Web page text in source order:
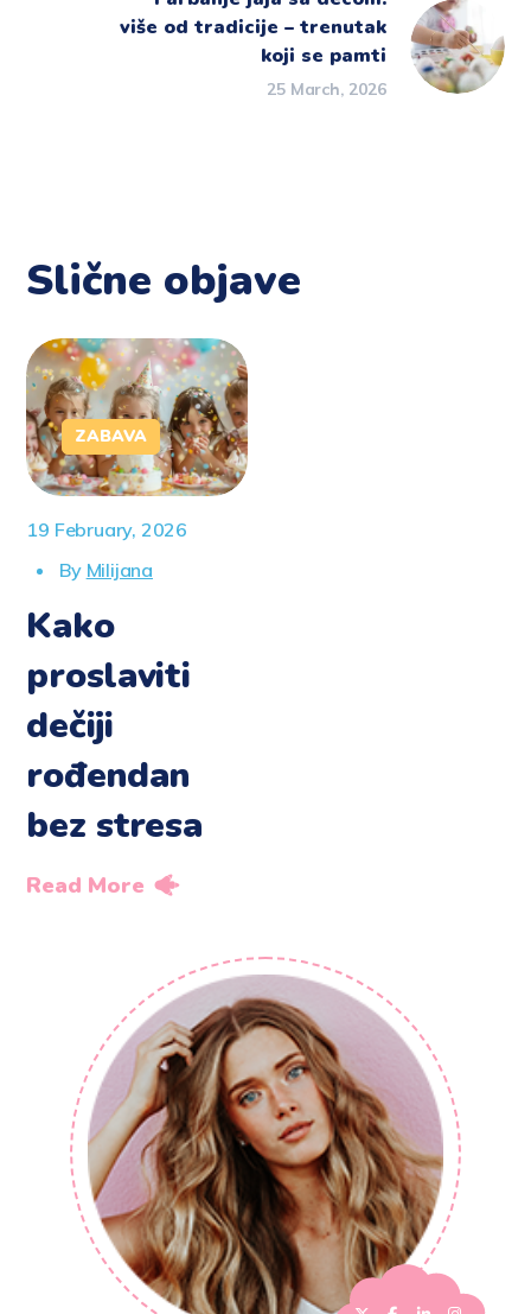
više od tradicije – trenutak
koji se pamti
25 March, 2026
Slične objave
ZABAVA
19 February, 2026
By Milijana
Kako
proslaviti
dečiji
rođendan
bez stresa
Read More